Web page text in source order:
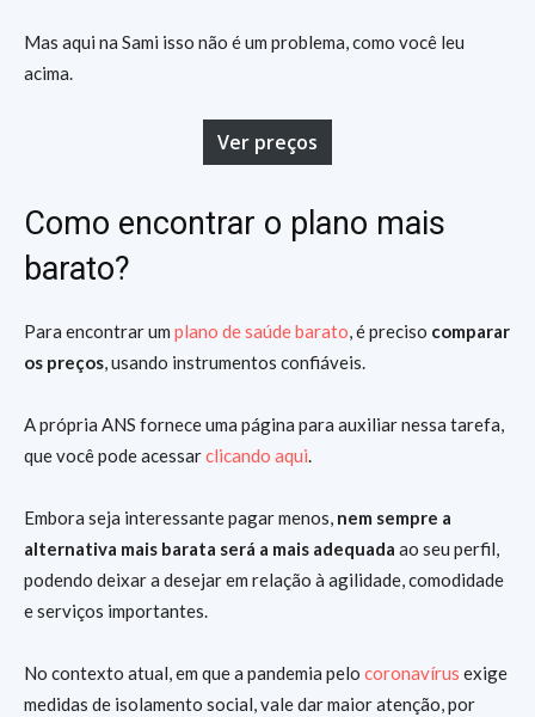
Mas aqui na Sami isso não é um problema, como você leu
acima.
Ver preços
Como encontrar o plano mais
barato?
Para encontrar um plano de saúde barato, é preciso comparar
os preços, usando instrumentos confiáveis.
A própria ANS fornece uma página para auxiliar nessa tarefa,
que você pode acessarclicando aqui.
Embora seja interessante pagar menos, nem sempre a
alternativa mais barata será a mais adequada ao seu perfil,
podendo deixar a desejar em relação à agilidade, comodidade
e serviços importantes.
No contexto atual, em que a pandemia pelo coronavírus exige
medidas de isolamento social, vale dar maior atenção, por